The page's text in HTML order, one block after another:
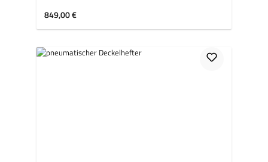
Regulärer Preis:
849,00 €